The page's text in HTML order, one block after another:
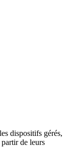
dispositifs gérés,
de leurs